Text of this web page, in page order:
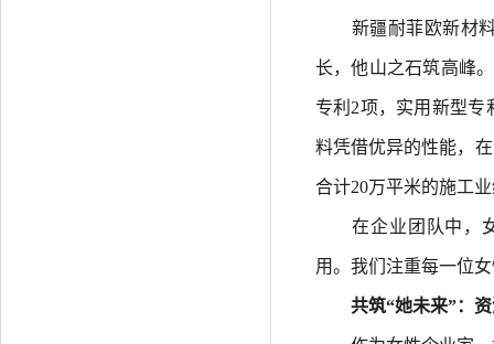
新疆耐菲欧新材料
长，他山之石筑高峰
专利2项，实用新型专
料凭借优异的性能，
合计20万平米的施工
在企业团队中，女
用。我们注重每一位
共筑“她未来”：资